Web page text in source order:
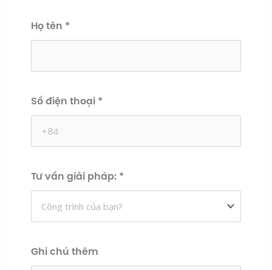
Họ tên *
Số điện thoại *
Tư vấn giải pháp: *
Ghi chú thêm